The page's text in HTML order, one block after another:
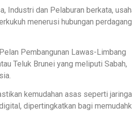
Industri dan Pelaburan berkata,
menerusi hubungan
Pembangunan Lawas-Limbang
Teluk Brunei yang meliputi Sabah,
kemudahan asas seperti
dipertingkatkan bagi